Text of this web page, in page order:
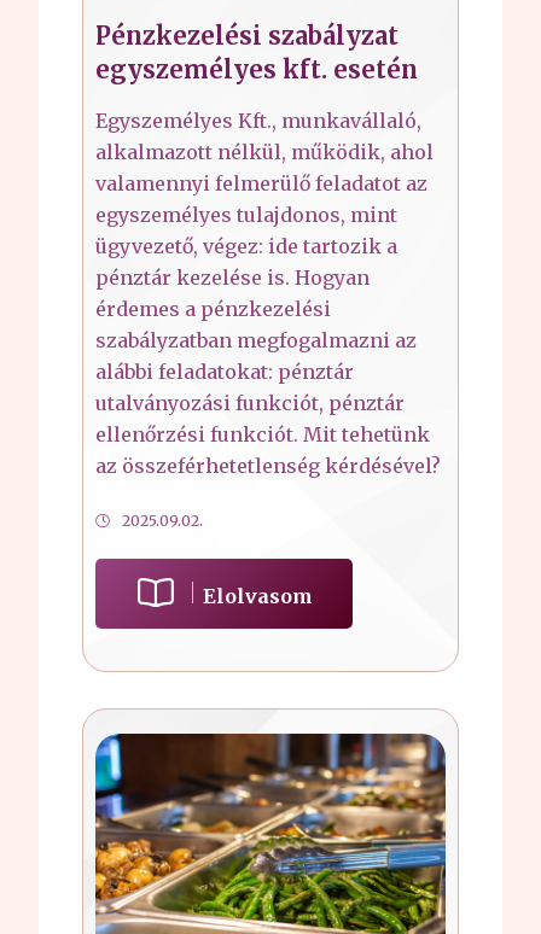
Pénzkezelési szabályzat
egyszemélyes kft. esetén
Egyszemélyes Kft., munkavállaló,
alkalmazott nélkül, működik, ahol
valamennyi felmerülő feladatot az
egyszemélyes tulajdonos, mint
ügyvezető, végez: ide tartozik a
pénztár kezelése is. Hogyan
érdemes a pénzkezelési
szabályzatban megfogalmazni az
alábbi feladatokat: pénztár
utalványozási funkciót, pénztár
ellenőrzési funkciót. Mit tehetünk
az összeférhetetlenség kérdésével?
2025.09.02.
Elolvasom